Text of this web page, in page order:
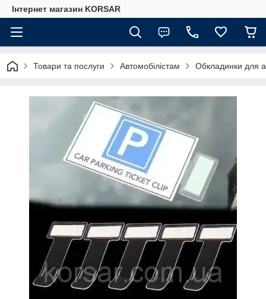
Iнтернет магазин KORSAR
Товари та послуги Автомобілістам Обкладинки для